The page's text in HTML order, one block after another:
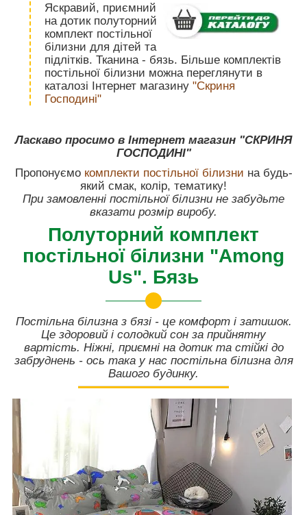
Яскравий, приємний
на дотик полуторний
комплект постільної
білизни для дітей та
підлітків. Тканина - бязь. Більше комплектів
постільної білизни можна переглянути в
каталозі Інтернет магазину "Скриня
Господині"
Ласкаво просимо в Інтернет магазин "СКРИНЯ
ГОСПОДИНІ"
Пропонуємо комплекти постільної білизни на будь-
який смак, колір, тематику!
При замовленні постільної білизни не забудьте
вказати розмір виробу.
Полуторний комплект
постільної білизни "Among
Us". Бязь
Постільна білизна з бязі - це комфорт і затишок.
Це здоровий і солодкий сон за прийнятну
вартість. Ніжні, приємні на дотик та стійкі до
забруднень - ось така у нас постільна білизна для
Вашого будинку.